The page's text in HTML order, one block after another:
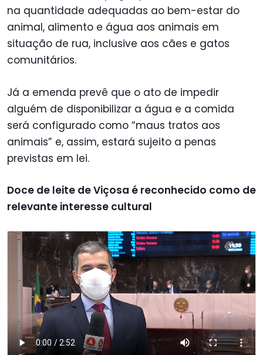
na quantidade adequadas ao bem-estar do
animal, alimento e água aos animais em
situação de rua, inclusive aos cães e gatos
comunitários.
Já a emenda prevê que o ato de impedir
alguém de disponibilizar a água e a comida
será configurado como “maus tratos aos
animais” e, assim, estará sujeito a penas
previstas em lei.
Doce de leite de Viçosa é reconhecido como de
relevante interesse cultural